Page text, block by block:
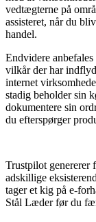
vedtægterne på
assisteret, når du
handel.
Endvidere
vilkår der har
internet
stadig beholder sin
dokumentere sin
du efterspørger
Trustpilot genererer
adskillige
tager et kig på e-
Stål Læder før du